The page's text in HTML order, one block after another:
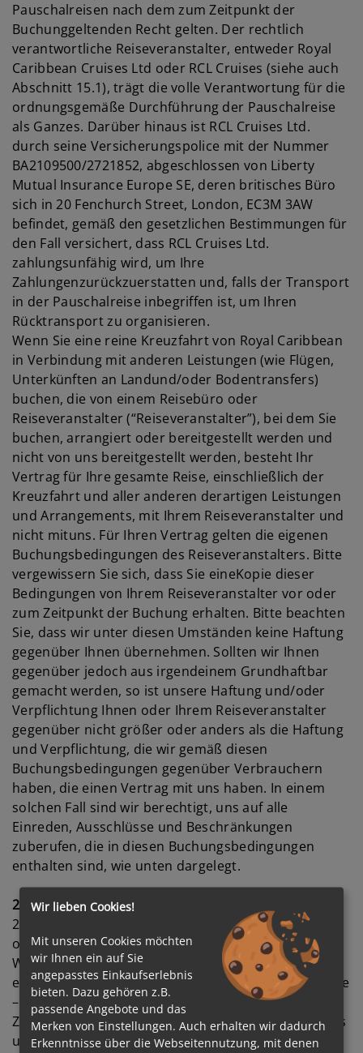
Pauschalreisen nach dem zum Zeitpunkt der
Buchunggeltenden Recht gelten. Der rechtlich
verantwortliche Reiseveranstalter, entweder Royal
Caribbean Cruises Ltd oder RCL Cruises (siehe auch
Abschnitt 15.1), trägt die volle Verantwortung für die
ordnungsgemäße Durchführung der Pauschalreise
als Ganzes. Darüber hinaus ist RCL Cruises Ltd.
durch seine Versicherungspolice mit der Nummer
BA2109500/2721852, abgeschlossen von Liberty
Mutual Insurance Europe SE, deren britisches Büro
sich in 20 Fenchurch Street, London, EC3M 3AW
befindet, gemäß den gesetzlichen Bestimmungen für
den Fall versichert, dass RCL Cruises Ltd.
zahlungsunfähig wird, um Ihre
Zahlungenzurückzuerstatten und, falls der Transport
in der Pauschalreise inbegriffen ist, um Ihren
Rücktransport zu organisieren.
Wenn Sie eine reine Kreuzfahrt von Royal Caribbean
in Verbindung mit anderen Leistungen (wie Flügen,
Unterkünften an Landund/oder Bodentransfers)
buchen, die von einem Reisebüro oder
Reiseveranstalter (“Reiseveranstalter”), bei dem Sie
buchen, arrangiert oder bereitgestellt werden und
nicht von uns bereitgestellt werden, besteht Ihr
Vertrag für Ihre gesamte Reise, einschließlich der
Kreuzfahrt und aller anderen derartigen Leistungen
und Arrangements, mit Ihrem Reiseveranstalter und
nicht mituns. Für Ihren Vertrag gelten die eigenen
Buchungsbedingungen des Reiseveranstalters. Bitte
vergewissern Sie sich, dass Sie eineKopie dieser
Bedingungen von Ihrem Reiseveranstalter vor oder
zum Zeitpunkt der Buchung erhalten. Bitte beachten
Sie, dass wir unter diesen Umständen keine Haftung
gegenüber Ihnen übernehmen. Sollten wir Ihnen
gegenüber jedoch aus irgendeinem Grundhaftbar
gemacht werden, so ist unsere Haftung und/oder
Verpflichtung Ihnen oder Ihrem Reiseveranstalter
gegenüber nicht größer oder anders als die Haftung
und Verpflichtung, die wir gemäß diesen
Buchungsbedingungen gegenüber Verbrauchern
haben, die einen Vertrag mit uns haben. In einem
solchen Fall sind wir berechtigt, uns auf alle
Einreden, Ausschlüsse und Beschränkungen
zuberufen, die in diesen Buchungsbedingungen
enthalten sind, wie unten dargelegt.
2. Abschluss des Reisevertrags
2.1. Ausschreibungen, Beschreibungen, Preislisten
oder Tabellen sowie sonstige Anpreisungen oder
Werbung für Reiseleistungenunsererseits in den
entsprechenden Katalogen oder auf unserer Website
– auch solche, die sich auf einen bestimmten
Zeitraumbeziehen und/oder einen bestimmten Preis
und/oder sonstige Leistungen und Gegenleistungen
Wir lieben Cookies!
Mit unseren Cookies möchten
wir Ihnen ein auf Sie
angepasstes Einkaufserlebnis
bieten. Dazu gehören z.B.
passende Angebote und das
Merken von Einstellungen. Auch erhalten wir dadurch
Erkenntnisse über die Webseitennutzung, mit denen